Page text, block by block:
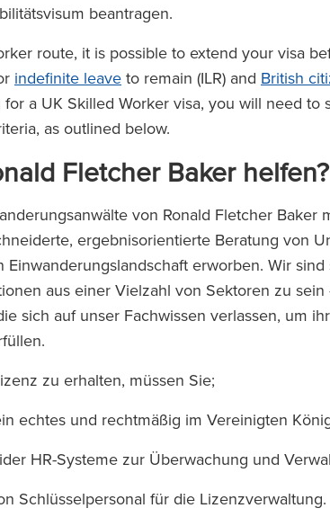
beantragen.
route, it is possible to extend your visa
indefinite leave to remain (ILR) and British
a UK Skilled Worker visa, you will need
as outlined below.
Fletcher Baker helfen?
von Ronald Fletcher
ergebnisorientierte Beratung von
Einwanderungslandschaft erworben. Wir
aus einer Vielzahl von Sektoren zu
sich auf unser Fachwissen verlassen, um
zu erhalten, müssen Sie;
echtes und rechtmäßig im Vereinigten
HR-Systeme zur Überwachung und
Schlüsselpersonal für die Lizenzverwaltung.